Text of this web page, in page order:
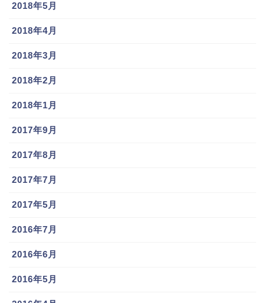
2018年5月
2018年4月
2018年3月
2018年2月
2018年1月
2017年9月
2017年8月
2017年7月
2017年5月
2016年7月
2016年6月
2016年5月